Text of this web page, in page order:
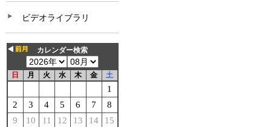
ビデオライブラリ
カレンダー検索
日 月 火 水 木 金 土
1
2
3 4 5 6 7
8
9
10 11 12 13 14
15